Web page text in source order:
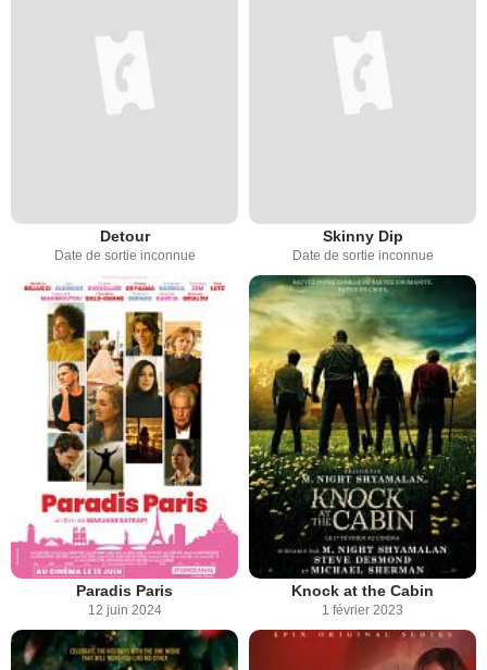
Detour
Date de sortie inconnue
Skinny Dip
Date de sortie inconnue
Paradis Paris
12 juin 2024
Knock at the Cabin
1 février 2023